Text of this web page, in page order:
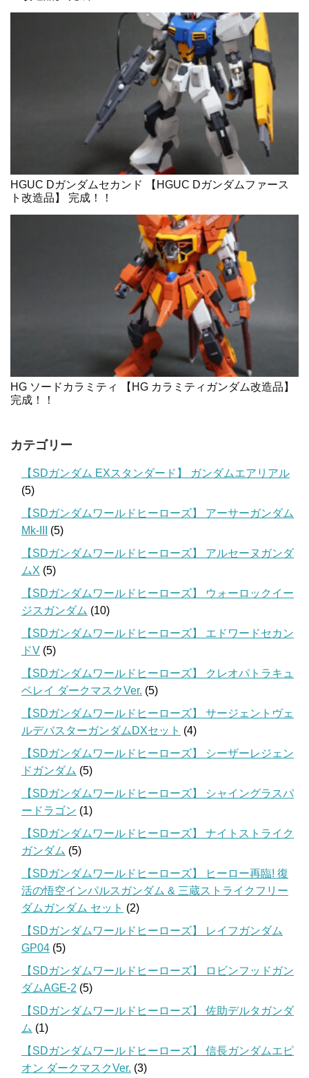
HGUC Dガンダムセカンド 【HGUC Dガンダムファース
ト改造品】 完成！！
HG ソードカラミティ 【HG カラミティガンダム改造品】
完成！！
カテゴリー
【SDガンダム EXスタンダード】 ガンダムエアリアル
(5)
【SDガンダムワールドヒーローズ】 アーサーガンダム
Mk-III
(5)
【SDガンダムワールドヒーローズ】 アルセーヌガンダ
ムX (5)
【SDガンダムワールドヒーローズ】 ウォーロックイー
ジスガンダム (10)
【SDガンダムワールドヒーローズ】 エドワードセカン
ドV (5)
【SDガンダムワールドヒーローズ】 クレオパトラキュ
ベレイ ダークマスクVer. (5)
【SDガンダムワールドヒーローズ】 サージェントヴェ
ルデバスターガンダムDXセット (4)
【SDガンダムワールドヒーローズ】 シーザーレジェン
ドガンダム (5)
【SDガンダムワールドヒーローズ】 シャイングラスパ
ードラゴン (1)
【SDガンダムワールドヒーローズ】 ナイトストライク
ガンダム (5)
【SDガンダムワールドヒーローズ】 ヒーロー再臨! 復
活の悟空インパルスガンダム & 三蔵ストライクフリー
ダムガンダム セット (2)
【SDガンダムワールドヒーローズ】 レイフガンダム
GP04 (5)
【SDガンダムワールドヒーローズ】 ロビンフッドガン
ダムAGE-2 (5)
【SDガンダムワールドヒーローズ】 佐助デルタガンダ
ム (1)
【SDガンダムワールドヒーローズ】 信長ガンダムエピ
オン ダークマスクVer. (3)